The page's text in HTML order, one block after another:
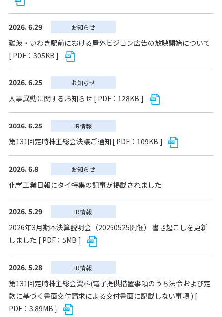
2026. 6.29 お知らせ
難波・いわき駅前における屋外ビジョン広告の放映開始について
[ PDF：305KB ]
2026. 6.25 お知らせ
人事異動に関するお知らせ [ PDF：128KB ]
2026. 6.25 IR情報
第131回定時株主総会決議ご通知 [ PDF：109KB ]
2026. 6.8 お知らせ
化学工業日報にタイ特集の記事が掲載されました
2026. 5.29 IR情報
2026年3月期本決算説明会（20260525開催） 書き起こしを更新
しました [ PDF：5MB ]
2026. 5.28 IR情報
第131回定時株主総会資料(電子提供措置事項のうち法令および定
款に基づく書面交付請求による交付書面に記載しない事項 ) [
PDF：3.89MB ]